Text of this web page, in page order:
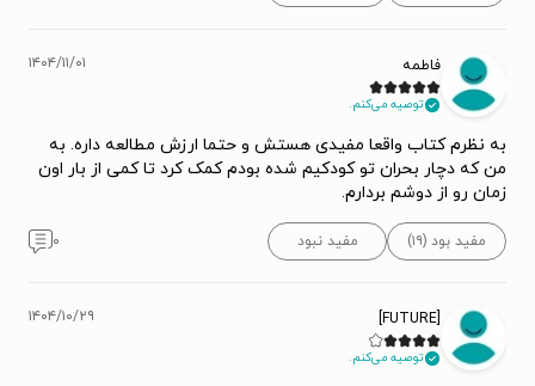
فاطمه
توصیه می‌کنم.
۱۴۰۴/۱۱/۰۱
به نظرم کتاب واقعا مفیدی هستش و حتما ارزش مطالعه داره. به
من که دچار بحران تو کودکیم شده بودم کمک کرد تا کمی از بار اون
زمان رو از دوشم بردارم.
مفید بود (۱۹) مفید نبود ۰
[FUTURE]
توصیه می‌کنم.
۱۴۰۴/۱۰/۲۹